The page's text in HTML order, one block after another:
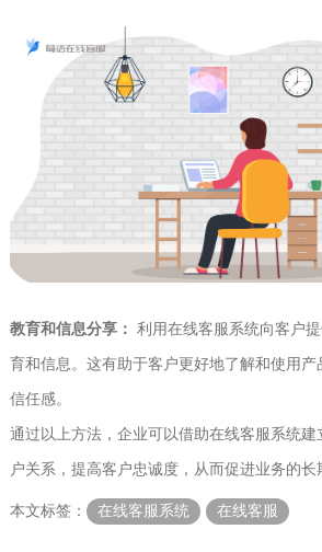
教育和信息分享： 利用在线客服系统向客户
育和信息。这有助于客户更好地了解和使用
信任感。
通过以上方法，企业可以借助在线客服系统建
户关系，提高客户忠诚度，从而促进业务的长
本文标签： 在线客服系统 在线客服